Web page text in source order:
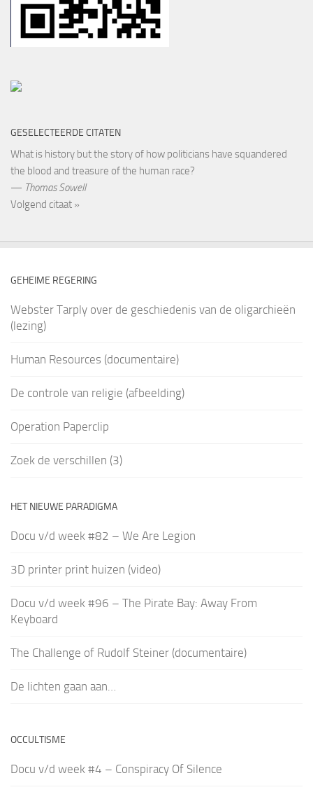
GESELECTEERDE CITATEN
What is history but the story of how politicians have squandered
the blood and treasure of the human race?
— Thomas Sowell
Volgend citaat »
GEHEIME REGERING
Webster Tarply over de geschiedenis van de oligarchieën
(lezing)
Human Resources (documentaire)
De controle van religie (afbeelding)
Operation Paperclip
Zoek de verschillen (3)
HET NIEUWE PARADIGMA
Docu v/d week #82 – We Are Legion
3D printer print huizen (video)
Docu v/d week #96 – The Pirate Bay: Away From
Keyboard
The Challenge of Rudolf Steiner (documentaire)
De lichten gaan aan…
OCCULTISME
Docu v/d week #4 – Conspiracy Of Silence